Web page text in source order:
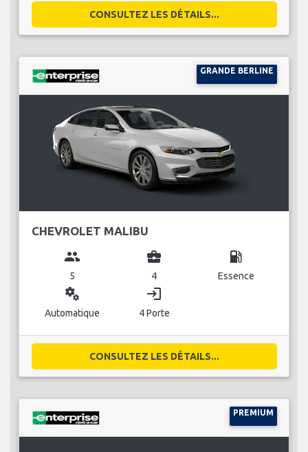
CONSULTEZ LES DÉTAILS...
GRANDE BERLINE
CHEVROLET MALIBU
group
5
business_center
4
local_gas_station
Essence
miscellaneous_services
Automatique
login
4 Porte
CONSULTEZ LES DÉTAILS...
PREMIUM